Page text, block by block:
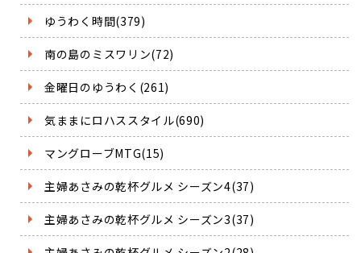
ゆうわく時間(379)
南の島のミスワリン(72)
金曜日のゆうわく(261)
気ままにロハススタイル(690)
マングローブMTG(15)
主婦あさみの乾杯グルメ シーズン4(37)
主婦あさみの乾杯グルメ シーズン3(37)